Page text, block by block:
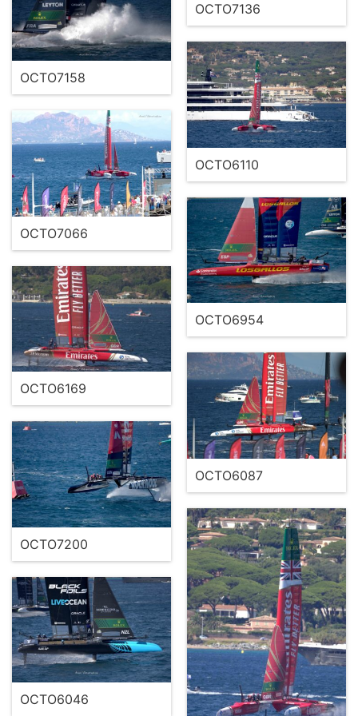
OCTO7136
OCTO7158
OCTO6110
OCTO7066
OCTO6954
OCTO6169
OCTO6087
OCTO7200
OCTO6046